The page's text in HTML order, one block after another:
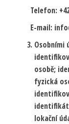
Telefon: +420
E-mail:
Osobními
osobě;
fyzická
lokační